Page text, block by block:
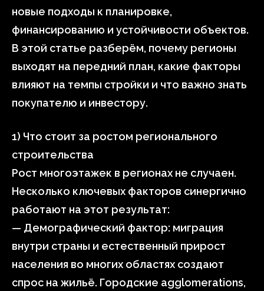
новые подходы к планировке,
финансированию и устойчивости объектов.
В этой статье разберём, почему регионы
выходят на передний план, какие факторы
влияют на темпы стройки и что важно знать
покупателю и инвестору.
1) Что стоит за ростом регионального
строительства
Рост многоэтажек в регионах не случаен.
Несколько ключевых факторов синергично
работают на этот результат:
— Демографический фактор: миграция
внутри страны и естественный прирост
населения во многих областях создают
спрос на жильё. Городские agglomerations,